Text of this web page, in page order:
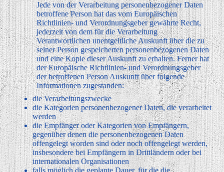
Jede von der Verarbeitung personenbezogener Daten
betroffene Person hat das vom Europäischen
Richtlinien- und Verordnungsgeber gewährte Recht,
jederzeit von dem für die Verarbeitung
Verantwortlichen unentgeltliche Auskunft über die zu
seiner Person gespeicherten personenbezogenen Daten
und eine Kopie dieser Auskunft zu erhalten. Ferner hat
der Europäische Richtlinien- und Verordnungsgeber
der betroffenen Person Auskunft über folgende
Informationen zugestanden:
die Verarbeitungszwecke
die Kategorien personenbezogener Daten, die verarbeitet
werden
die Empfänger oder Kategorien von Empfängern,
gegenüber denen die personenbezogenen Daten
offengelegt worden sind oder noch offengelegt werden,
insbesondere bei Empfängern in Drittländern oder bei
internationalen Organisationen
falls möglich die geplante Dauer, für die die